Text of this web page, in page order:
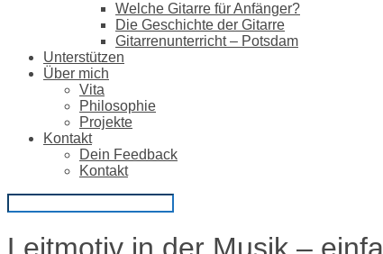
Welche Gitarre für Anfänger?
Die Geschichte der Gitarre
Gitarrenunterricht – Potsdam
Unterstützen
Über mich
Vita
Philosophie
Projekte
Kontakt
Dein Feedback
Kontakt